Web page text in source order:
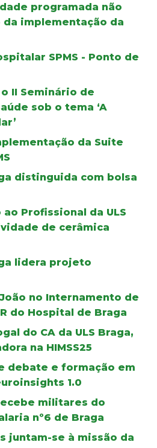
programada não
implementação da
SPMS - Ponto de
II Seminário de
sob o tema ‘A
da Suite
distinguida com bolsa
Profissional da ULS
de cerâmica
lidera projeto
no Internamento de
do Hospital de Braga
do CA da ULS Braga,
na HIMSS25
debate e formação em
1.0
militares do
nº6 de Braga
juntam-se à missão da